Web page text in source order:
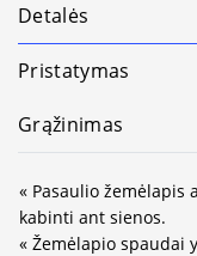
Detalės
Pristatymas
Grąžinimas
« Pasaulio žemėlapis
kabinti ant sienos.
« Žemėlapio spaudai